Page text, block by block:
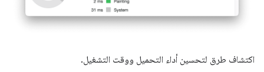
اكتشاف طرق لتحسين أداء التحميل ووقت التشغيل.